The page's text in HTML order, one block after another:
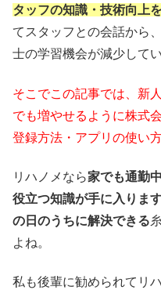
タッフの知識・技術向上
てスタッフとの会話から
士の学習機会が減少して
そこでこの記事では、新
でも増やせるように株式
登録方法・アプリの使い
リハノメなら家でも通勤
役立つ知識が手に入ります
の日のうちに解決できる
よね。
私も後輩に勧められてリ